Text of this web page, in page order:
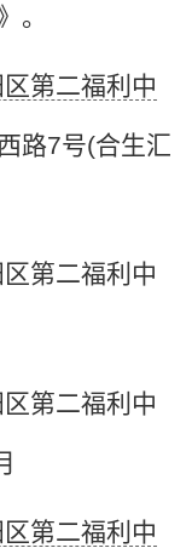
。
第二福利中
路7号(合生汇
第二福利中
第二福利中
第二福利中